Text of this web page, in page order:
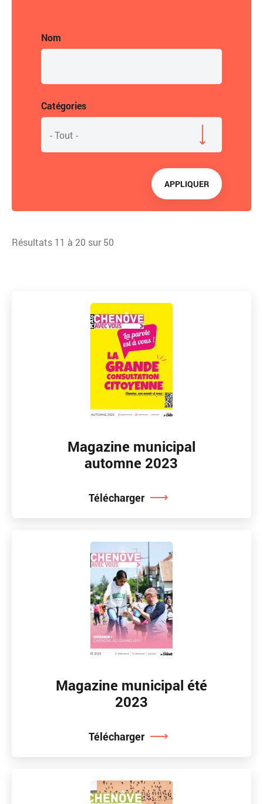
Nom
Catégories
- Tout -
APPLIQUER
Résultats 11 à 20 sur 50
Magazine municipal
automne 2023
Télécharger
Magazine municipal été
2023
Télécharger